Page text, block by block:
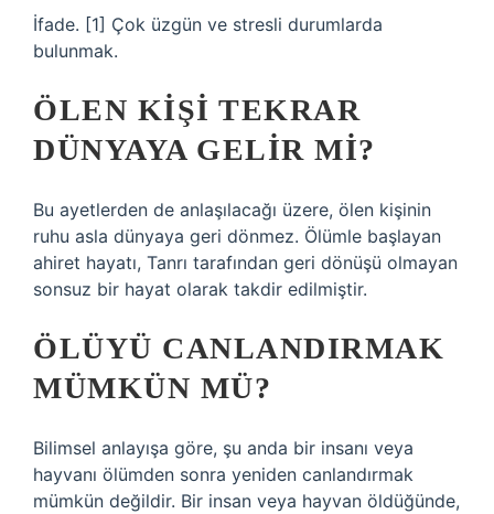
İfade. [1] Çok üzgün ve stresli durumlarda
bulunmak.
ÖLEN KIŞI TEKRAR
DÜNYAYA GELIR MI?
Bu ayetlerden de anlaşılacağı üzere, ölen kişinin
ruhu asla dünyaya geri dönmez. Ölümle başlayan
ahiret hayatı, Tanrı tarafından geri dönüşü olmayan
sonsuz bir hayat olarak takdir edilmiştir.
ÖLÜYÜ CANLANDIRMAK
MÜMKÜN MÜ?
Bilimsel anlayışa göre, şu anda bir insanı veya
hayvanı ölümden sonra yeniden canlandırmak
mümkün değildir. Bir insan veya hayvan öldüğünde,